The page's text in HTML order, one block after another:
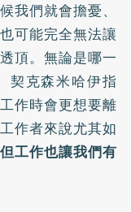
我們就會擔憂、
可能完全無法讓
頂。無論是哪一
契克森米哈伊指
作時會更想要離
作者來說尤其如
工作也讓我們有